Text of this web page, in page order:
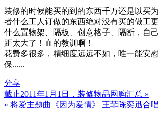
装修的时候能买的到的东西千万还是以买
者什么工人订做的东西绝对没有买的做工
什么置物架、隔板、创意格子、隔断，自
距太大了！血的教训啊！
花费多很多，精细度远远不如，唯一能安
保......
分享
文
章
截止2011年1月1日，装修物品网购汇总 »
« 将爱主题曲《因为爱情》 王菲陈奕迅合唱